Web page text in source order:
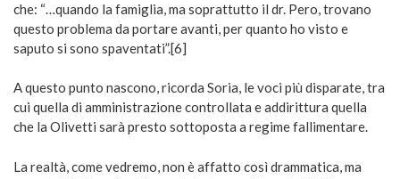
che: “…quando la famiglia, ma soprattutto il dr. Pero, trovano
questo problema da portare avanti, per quanto ho visto e
saputo si sono spaventati”.[6]
A questo punto nascono, ricorda Soria, le voci più disparate, tra
cui quella di amministrazione controllata e addirittura quella
che la Olivetti sarà presto sottoposta a regime fallimentare.
La realtà, come vedremo, non è affatto così drammatica, ma